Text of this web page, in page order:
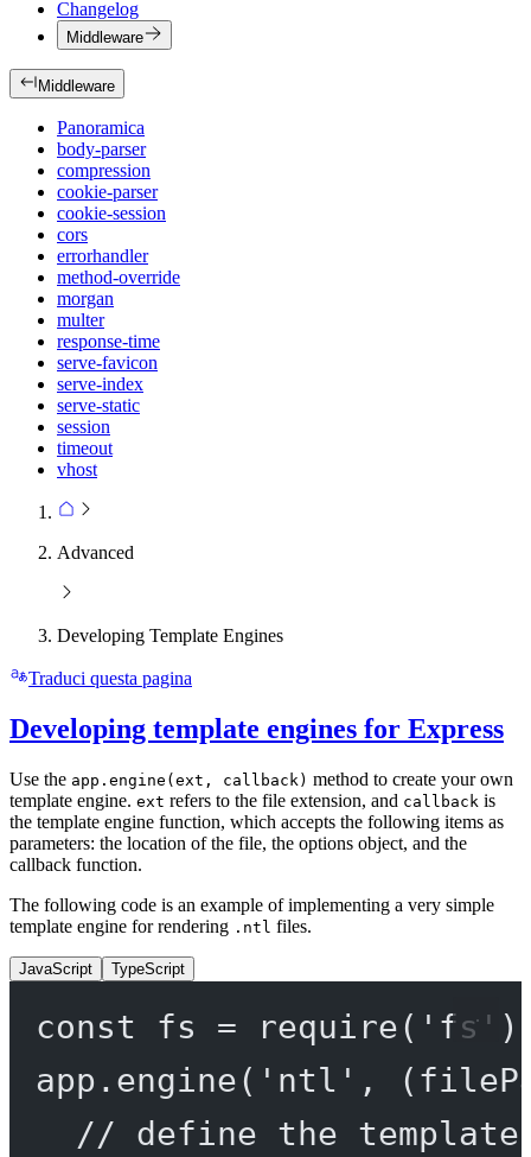
Changelog
Middleware
Middleware
Panoramica
body-parser
compression
cookie-parser
cookie-session
cors
errorhandler
method-override
morgan
multer
response-time
serve-favicon
serve-index
serve-static
session
timeout
vhost
Advanced
Developing Template Engines
Traduci questa pagina
Developing template engines for Express
Use the app.engine(ext, callback) method to create your own
template engine. ext refers to the file extension, and callback is
the template engine function, which accepts the following items as
parameters: the location of the file, the options object, and the
callback function.
The following code is an example of implementing a very simple
template engine for rendering .ntl files.
JavaScript TypeScript
const fs = require( 'fs'
app. engine( 'ntl' , (
// define the template